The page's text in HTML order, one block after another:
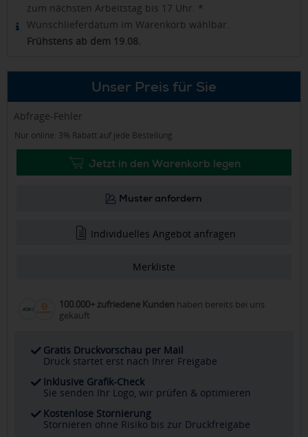
zum nächsten Arbeitstag bis 17 Uhr. *
Wunschlieferdatum im Warenkorb wählbar.
Frühstens ab dem 19.08.
Unser Preis für Sie
Abfrage-Fehler
Nur online: 3% Rabatt auf jede Bestellung
Jetzt in den Warenkorb legen
Muster anfordern
Individuelles Angebot anfragen
Merkliste
100.000+ zufriedene Kunden haben bereits bei uns
gekauft
Gratis Druckvorschau per Mail
Druck startet erst nach Ihrer Freigabe
Inklusive Grafik-Check
Sie senden Ihr Logo, wir prüfen & optimieren
Kostenlose Stornierung
Stornieren ohne Risiko bis zur Druckfreigabe